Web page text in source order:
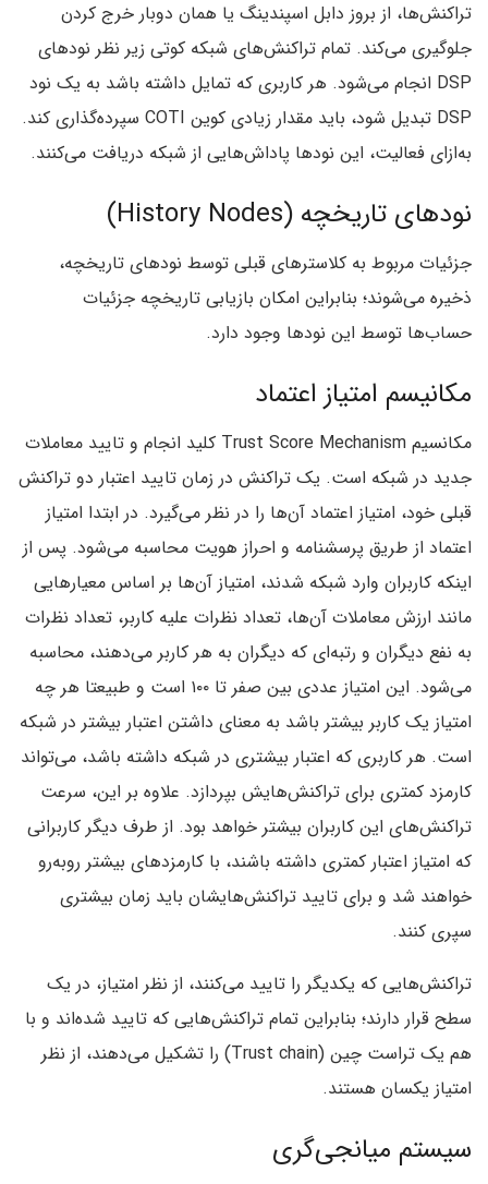
تراکنش‌ها، از بروز دابل اسپندینگ یا همان دوبار خرج کردن
جلوگیری می‌کند. تمام تراکنش‌های شبکه کوتی زیر نظر نودهای
DSP انجام می‌شود. هر کاربری که تمایل داشته باشد به یک نود
DSP تبدیل شود، باید مقدار زیادی کوین COTI سپرده‌گذاری کند.
به‌ازای فعالیت، این نودها پاداش‌هایی از شبکه دریافت می‌کنند.
نودهای تاریخچه (History Nodes)
جزئیات مربوط به کلاسترهای قبلی توسط نودهای تاریخچه،
ذخیره می‌شوند؛ بنابراین امکان بازیابی تاریخچه جزئیات
حساب‌ها توسط این نودها وجود دارد.
مکانیسم امتیاز اعتماد
مکانسیم Trust Score Mechanism کلید انجام و تایید معاملات
جدید در شبکه است. یک تراکنش در زمان تایید اعتبار دو تراکنش
قبلی خود، امتیاز اعتماد آن‌ها را در نظر می‌گیرد. در ابتدا امتیاز
اعتماد از طریق پرسشنامه و احراز هویت محاسبه می‌شود. پس از
اینکه کاربران وارد شبکه شدند، امتیاز آن‌ها بر اساس معیارهایی
مانند ارزش معاملات آن‌ها، تعداد نظرات علیه کاربر، تعداد نظرات
به نفع دیگران و رتبه‌ای که دیگران به هر کاربر می‌دهند، محاسبه
می‌شود. این امتیاز عددی بین صفر تا ۱۰۰ است و طبیعتا هر چه
امتیاز یک کاربر بیشتر باشد به معنای داشتن اعتبار بیشتر در شبکه
است. هر کاربری که اعتبار بیشتری در شبکه داشته باشد، می‌تواند
کارمزد کمتری برای تراکنش‌هایش بپردازد. علاوه بر این، سرعت
تراکنش‌های این کاربران بیشتر خواهد بود. از طرف دیگر کاربرانی
که امتیاز اعتبار کمتری داشته باشند، با کارمزدهای بیشتر روبه‌رو
خواهند شد و برای تایید تراکنش‌هایشان باید زمان بیشتری
سپری کنند.
تراکنش‌هایی که یکدیگر را تایید می‌کنند، از نظر امتیاز، در یک
سطح قرار دارند؛ بنابراین تمام تراکنش‌هایی که تایید شده‌اند و با
هم یک تراست چین (Trust chain) را تشکیل می‌دهند، از نظر
امتیاز یکسان هستند.
سیستم میانجی‌گری